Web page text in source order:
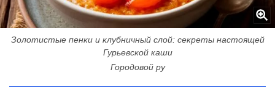
Золотистые пенки и клубничный слой: секреты настоящей
Гурьевской каши
Городовой ру